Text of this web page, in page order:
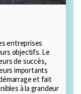
entreprises
objectifs. Le
de succès,
importants
et fait
à la grandeur